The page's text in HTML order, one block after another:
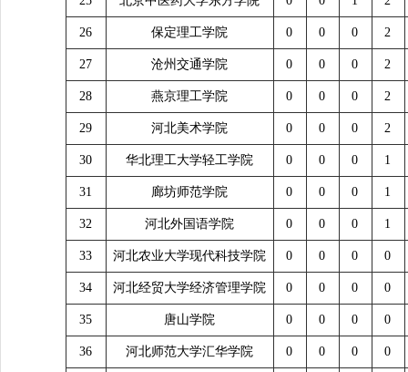
26 保定理工学院 0 0 0 2
27 沧州交通学院 0 0 0 2
28 燕京理工学院 0 0 0 2
29 河北美术学院 0 0 0 2
30 华北理工大学轻工学院 0 0 0 1
31 廊坊师范学院 0 0 0 1
32 河北外国语学院 0 0 0 1
33 河北农业大学现代科技学院 0 0 0 0
34 河北经贸大学经济管理学院 0 0 0 0
35 唐山学院 0 0 0 0
36 河北师范大学汇华学院 0 0 0 0